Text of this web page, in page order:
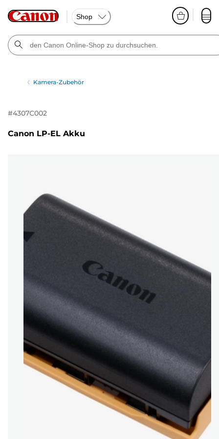
Shop
Kamera-Zubehör
#4307C002
Canon LP-EL Akku